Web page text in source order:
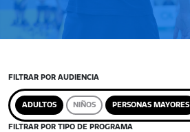
FILTRAR POR AUDIENCIA
ADULTOS NIÑOS PERSONAS MAYORES
FILTRAR POR TIPO DE PROGRAMA